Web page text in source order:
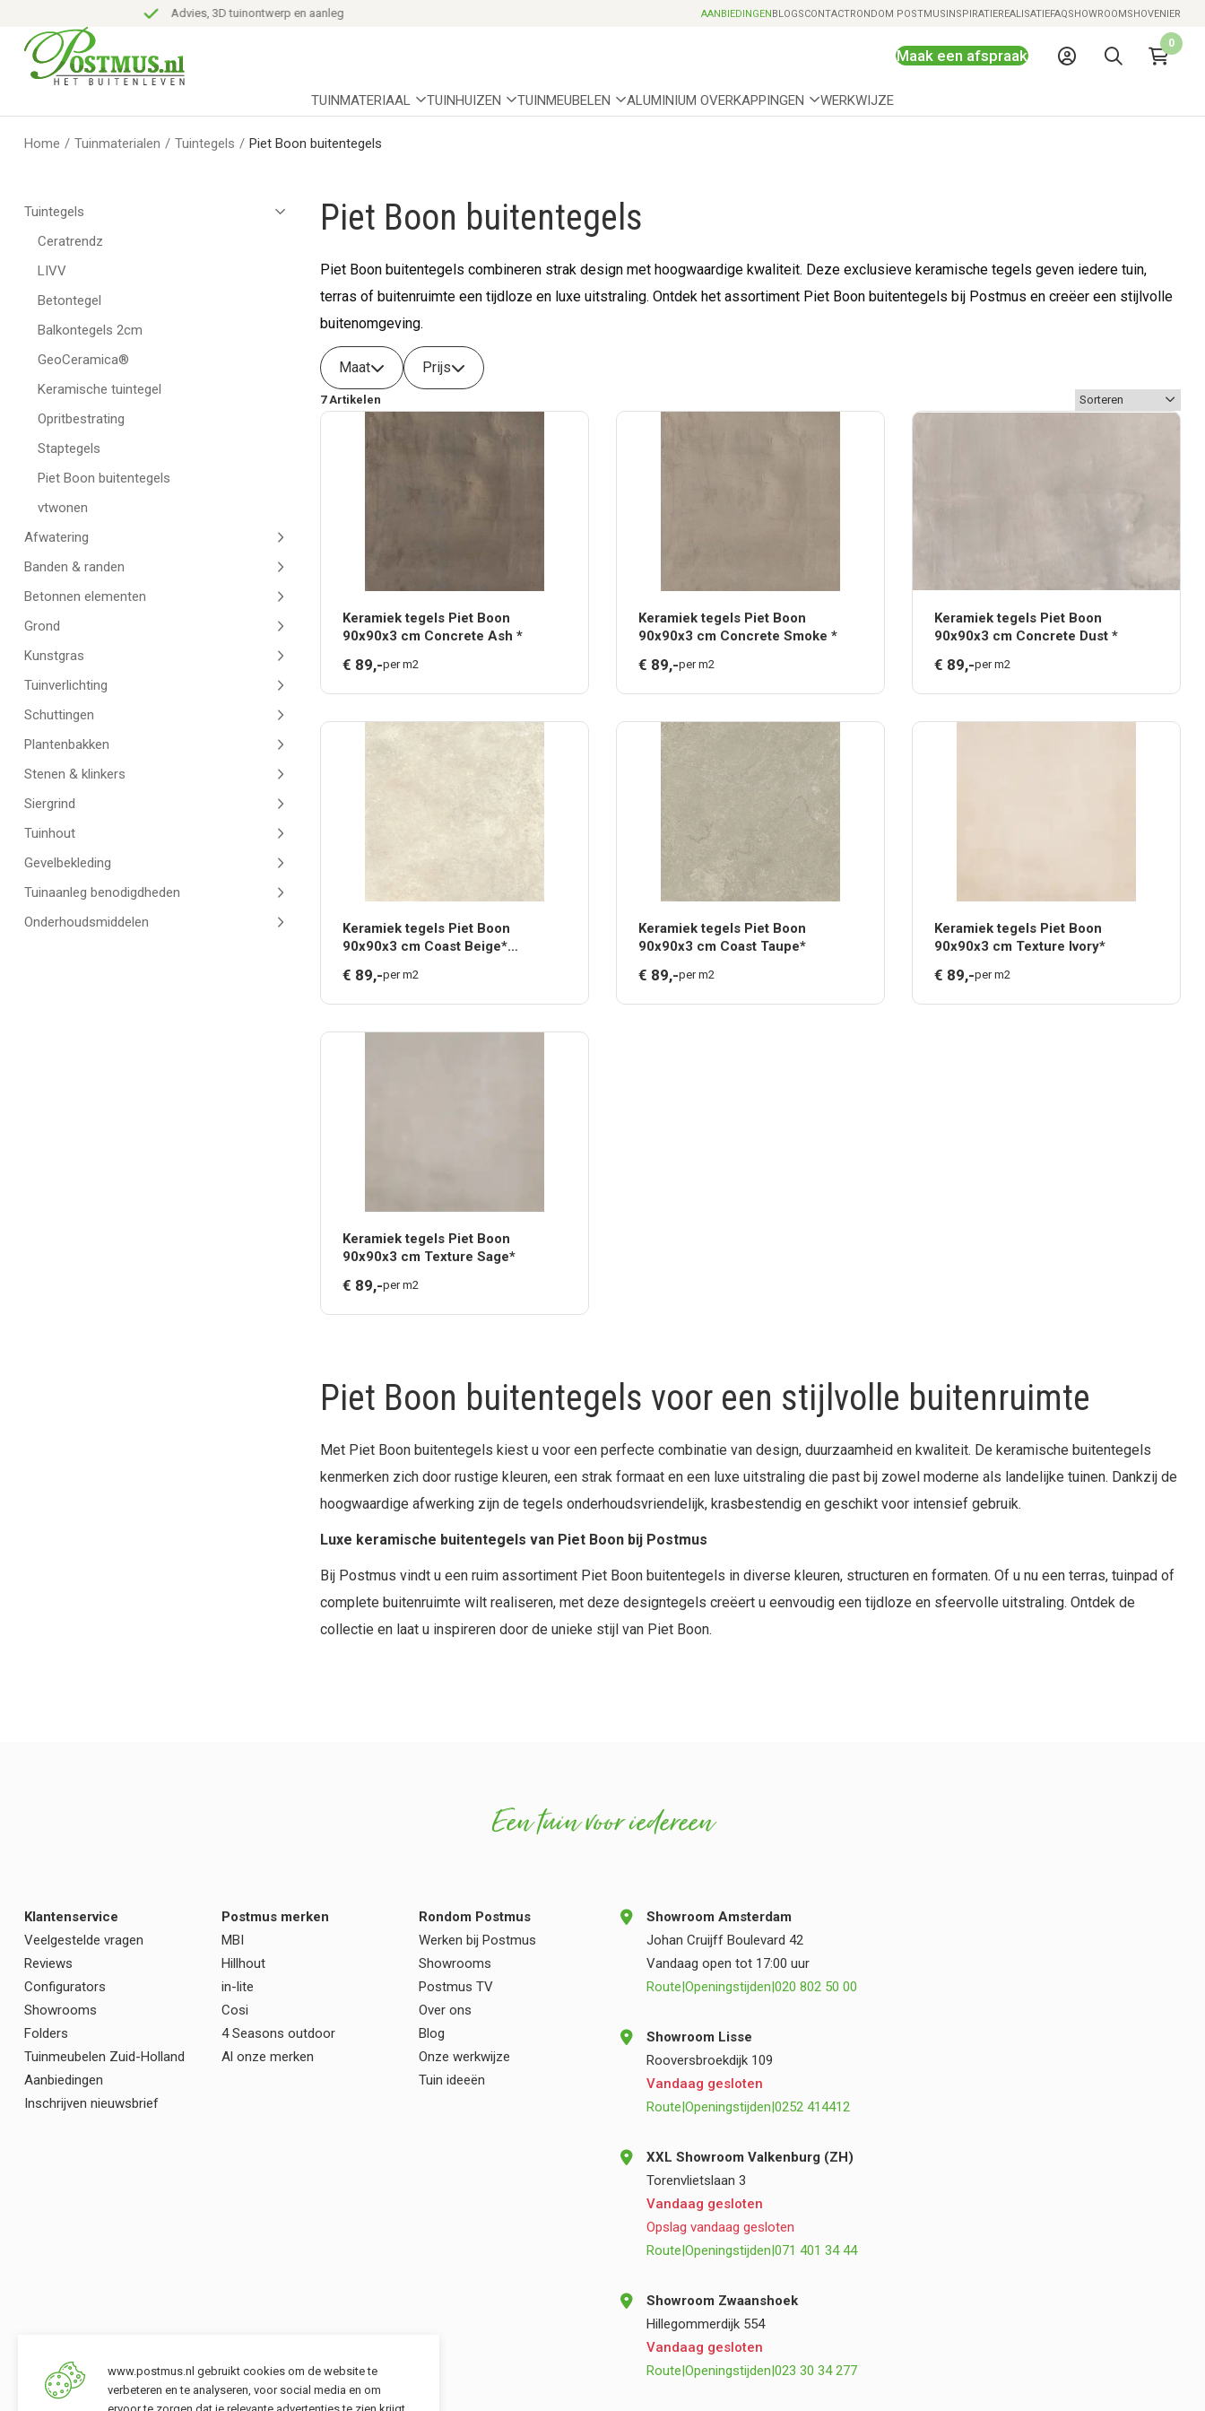
Advies, 3D tuinontwerp en aanleg Snelle levering mogelijk
AANBIEDINGENBLOGSCONTACTRONDOM POSTMUSINSPIRATIEREALISATIEFAQSHOWROOMSHOVENIER
Maak een afspraak
0
TUINMATERIAAL TUINHUIZEN TUINMEUBELEN ALUMINIUM OVERKAPPINGEN WERKWIJZE
Home / Tuinmaterialen / Tuintegels / Piet Boon buitentegels
Tuintegels
Ceratrendz
LIVV
Betontegel
Balkontegels 2cm
GeoCeramica®
Keramische tuintegel
Opritbestrating
Staptegels
Piet Boon buitentegels
vtwonen
Afwatering
Banden & randen
Betonnen elementen
Grond
Kunstgras
Tuinverlichting
Schuttingen
Plantenbakken
Stenen & klinkers
Siergrind
Tuinhout
Gevelbekleding
Tuinaanleg benodigdheden
Onderhoudsmiddelen
Piet Boon buitentegels
Piet Boon buitentegels combineren strak design met hoogwaardige kwaliteit. Deze exclusieve keramische tegels geven iedere tuin,
terras of buitenruimte een tijdloze en luxe uitstraling. Ontdek het assortiment Piet Boon buitentegels bij Postmus en creëer een stijlvolle
buitenomgeving.
Maat Prijs
7Artikelen
Keramiek tegels Piet Boon
90x90x3 cm Concrete Ash *
€ 89,-per m2
Keramiek tegels Piet Boon
90x90x3 cm Concrete Smoke *
€ 89,-per m2
Keramiek tegels Piet Boon
90x90x3 cm Concrete Dust *
€ 89,-per m2
Keramiek tegels Piet Boon
90x90x3 cm Coast Beige*
sluiting w32)
€ 89,-per m2
Keramiek tegels Piet Boon
90x90x3 cm Coast Taupe*
€ 89,-per m2
Keramiek tegels Piet Boon
90x90x3 cm Texture Ivory*
€ 89,-per m2
Keramiek tegels Piet Boon
90x90x3 cm Texture Sage*
€ 89,-per m2
Piet Boon buitentegels voor een stijlvolle buitenruimte
Met Piet Boon buitentegels kiest u voor een perfecte combinatie van design, duurzaamheid en kwaliteit. De keramische buitentegels
kenmerken zich door rustige kleuren, een strak formaat en een luxe uitstraling die past bij zowel moderne als landelijke tuinen. Dankzij de
hoogwaardige afwerking zijn de tegels onderhoudsvriendelijk, krasbestendig en geschikt voor intensief gebruik.
Luxe keramische buitentegels van Piet Boon bij Postmus
Bij Postmus vindt u een ruim assortiment Piet Boon buitentegels in diverse kleuren, structuren en formaten. Of u nu een terras, tuinpad of
complete buitenruimte wilt realiseren, met deze designtegels creëert u eenvoudig een tijdloze en sfeervolle uitstraling. Ontdek de
collectie en laat u inspireren door de unieke stijl van Piet Boon.
Een tuin voor iedereen
Klantenservice
Veelgestelde vragen
Reviews
Configurators
Showrooms
Folders
Tuinmeubelen Zuid-Holland
Aanbiedingen
Inschrijven nieuwsbrief
Postmus merken
MBI
Hillhout
in-lite
Cosi
4 Seasons outdoor
Al onze merken
Rondom Postmus
Werken bij Postmus
Showrooms
Postmus TV
Over ons
Blog
Onze werkwijze
Tuin ideeën
Showroom Amsterdam
Johan Cruijff Boulevard 42
Vandaag open tot 17:00 uur
Route|Openingstijden|020 802 50 00
Showroom Lisse
Rooversbroekdijk 109
Vandaag gesloten
Route|Openingstijden|0252 414412
XXL Showroom Valkenburg (ZH)
Torenvlietslaan 3
Vandaag gesloten
Opslag vandaag gesloten
Route|Openingstijden|071 401 34 44
Showroom Zwaanshoek
Hillegommerdijk 554
Vandaag gesloten
Route|Openingstijden|023 30 34 277
www.postmus.nl gebruikt cookies om de website te
verbeteren en te analyseren, voor social media en om